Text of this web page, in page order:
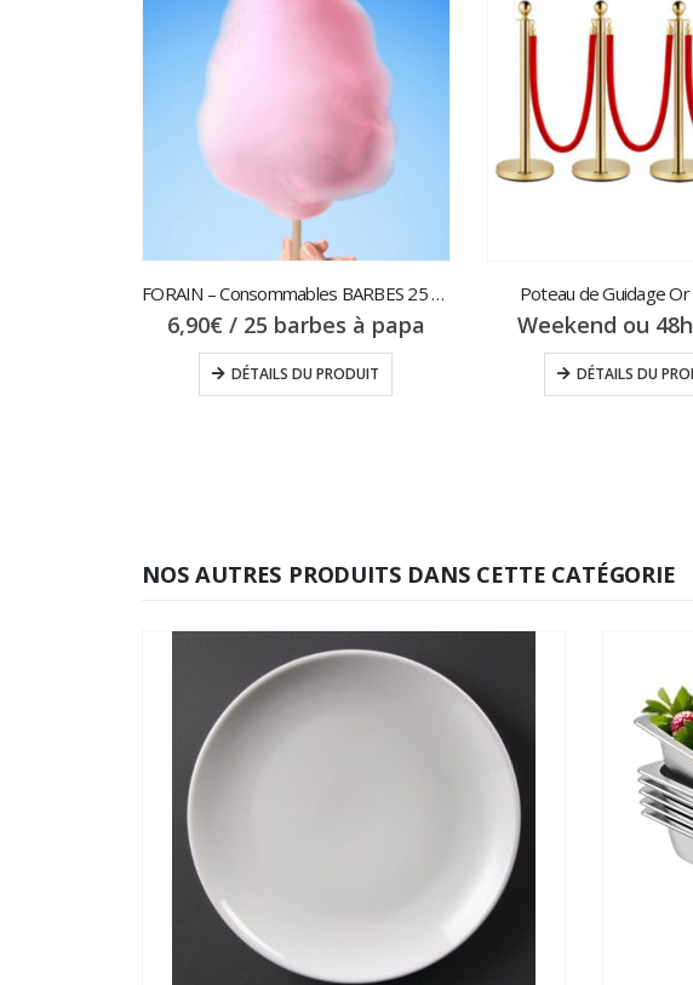
FORAIN – Consommables BARBES 25 Pers.
6,90€/ 25 barbes à papa
DÉTAILS DU PRODUIT
Poteau de Guidage
Weekend ou
DÉTAILS DU
NOS AUTRES PRODUITS DANS CETTE CATÉGORIE